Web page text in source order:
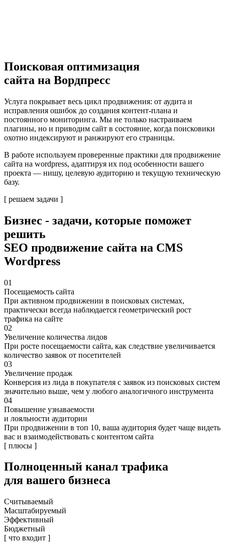
Поисковая оптимизация
сайта на Вордпресс
Услуга покрывает весь цикл продвижения: от аудита и
исправления ошибок до создания контент-плана и
постоянного мониторинга. Мы не только настраиваем
плагины, но и приводим сайт в состояние, когда поисковики
охотно индексируют и ранжируют его страницы.
В работе используем проверенные практики для продвижение
сайта на wordpress, адаптируя их под особенности вашего
проекта — нишу, целевую аудиторию и текущую техническую
базу.
[ решаем задачи ]
Бизнес - задачи, которые поможет
решить
SEO продвижение сайта на CMS
Wordpress
01
Посещаемость сайта
При активном продвижении в поисковых системах,
практически всегда наблюдается геометрический рост
трафика на сайте
02
Увеличение количества лидов
При росте посещаемости сайта, как следствие увеличивается
количество заявок от посетителей
03
Увеличение продаж
Конверсия из лида в покупателя с заявок из поисковых систем
значительно выше, чем у любого аналогичного инструмента
04
Повышение узнаваемости
и лояльности аудитории
При продвижении в топ 10, ваша аудитория будет чаще видеть
вас и взаимодействовать с контентом сайта
[ плюсы ]
Полноценный канал трафика
для вашего бизнеса
Считываемый
Масштабируемый
Эффективный
Бюджетный
[ что входит ]